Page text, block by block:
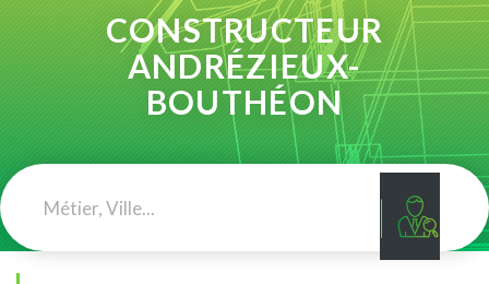
CONSTRUCTEUR
ANDRÉZIEUX-
BOUTHÉON